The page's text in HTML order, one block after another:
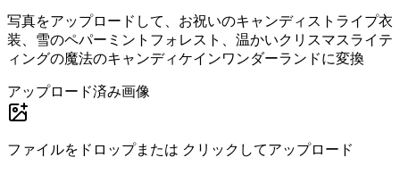
写真をアップロードして、お祝いのキャンディストライプ衣
装、雪のペパーミントフォレスト、温かいクリスマスライテ
ィングの魔法のキャンディケインワンダーランドに変換
アップロード済み画像
ファイルをドロップまたは クリックしてアップロード